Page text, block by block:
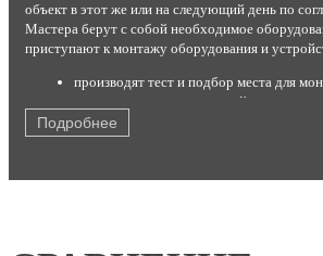
объект в этот же или на следующий день по
Мастера берут с собой необходимое
приступают к монтажу оборудования и
производят тест и подбор места для
результатов теста и условий
устанавливают комплект на стену или
настраивают максимальный прием
кодируют канал от постороннего
После этого быстрый интернет со стабильным
Подробнее